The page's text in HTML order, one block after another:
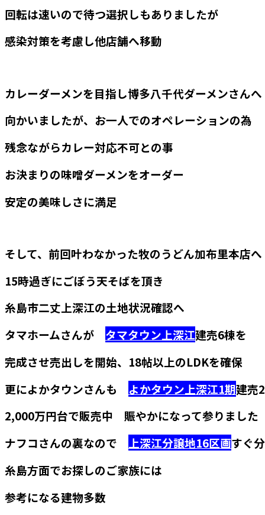
回転は速いので待つ選択しもありましたが
感染対策を考慮し他店舗へ移動
カレーダーメンを目指し博多八千代ダーメンさんへ
向かいましたが、お一人でのオペレーションの為
残念ながらカレー対応不可との事
お決まりの味噌ダーメンをオーダー
安定の美味しさに満足
そして、前回叶わなかった牧のうどん加布里本店へ
15時過ぎにごぼう天そばを頂き
糸島市二丈上深江の土地状況確認へ
タマホームさんが タマタウン上深江建売6棟を
完成させ売出しを開始、18帖以上のLDKを確保
更によかタウンさんも よかタウン上深江1期建売
2,000万円台で販売中 賑やかになって参りました
ナフコさんの裏なので 上深江分譲地16区画すぐ
糸島方面でお探しのご家族には
参考になる建物多数